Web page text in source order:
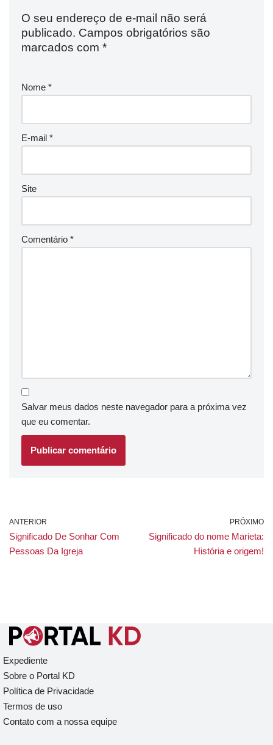
O seu endereço de e-mail não será
publicado. Campos obrigatórios são
marcados com *
Nome *
E-mail *
Site
Comentário *
Salvar meus dados neste navegador para a próxima vez
que eu comentar.
ANTERIOR
Significado De Sonhar Com
Pessoas Da Igreja
PRÓXIMO
Significado do nome Marieta:
História e origem!
Expediente
Sobre o Portal KD
Política de Privacidade
Termos de uso
Contato com a nossa equipe